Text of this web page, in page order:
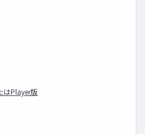
はPlayer版